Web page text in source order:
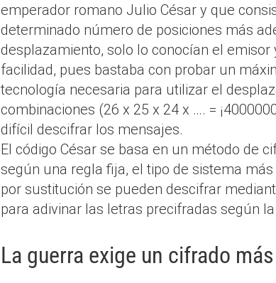
emperador romano Julio César y que
determinado número de posiciones más
desplazamiento, solo lo conocían el
facilidad, pues bastaba con probar un
tecnología necesaria para utilizar el
combinaciones (26 x 25 x 24 x …. =
difícil descifrar los mensajes.
El código César se basa en un método de
según una regla fija, el tipo de sistema
por sustitución se pueden descifrar
para adivinar las letras precifradas según
La guerra exige un cifrado